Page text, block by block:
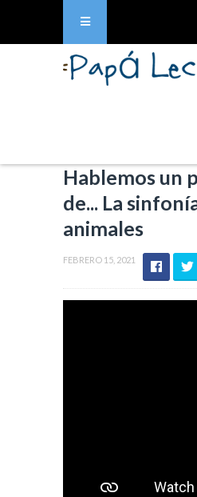
Hablemos un
de... La
animales
FEBRERO 15, 2021